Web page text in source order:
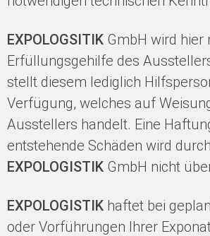
EXPOLOGSITIK GmbH wird hier
Erfüllungsgehilfe des
stellt diesem lediglich
Verfügung, welches auf
Ausstellers handelt. Eine
entstehende Schäden wird
EXPOLOGISTIK GmbH nicht
EXPOLOGISTIK haftet bei
oder Vorführungen Ihrer